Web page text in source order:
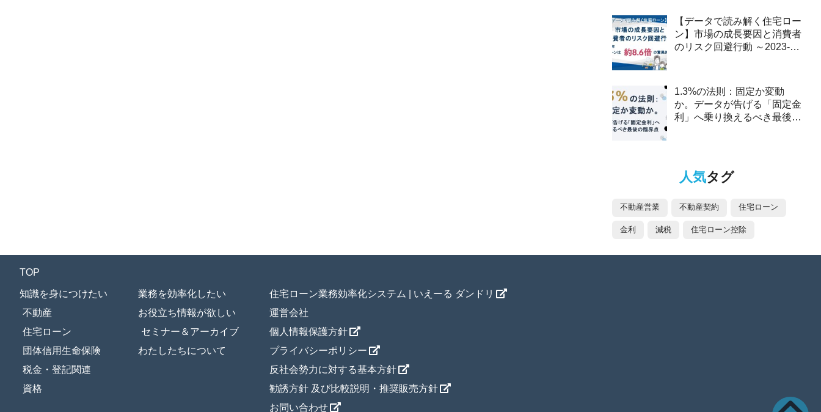
【データで読み解く住宅ロー
ン】市場の成長要因と消費者
のリスク回避行動 ～2023-
1.3%の法則：固定か変動
か。データが告げる「固定金
利」へ乗り換えるべき最後の
人気タグ
不動産営業 不動産契約 住宅ローン
金利 減税 住宅ローン控除
TOP
知識を身につけたい
不動産
住宅ローン
団体信用生命保険
税金・登記関連
資格
業務を効率化したい
お役立ち情報が欲しい
セミナー＆アーカイブ
わたしたちについて
住宅ローン業務効率化システム | いえーる ダンドリ
運営会社
個人情報保護方針
プライバシーポリシー
反社会勢力に対する基本方針
勧誘方針 及び比較説明・推奨販売方針
お問い合わせ